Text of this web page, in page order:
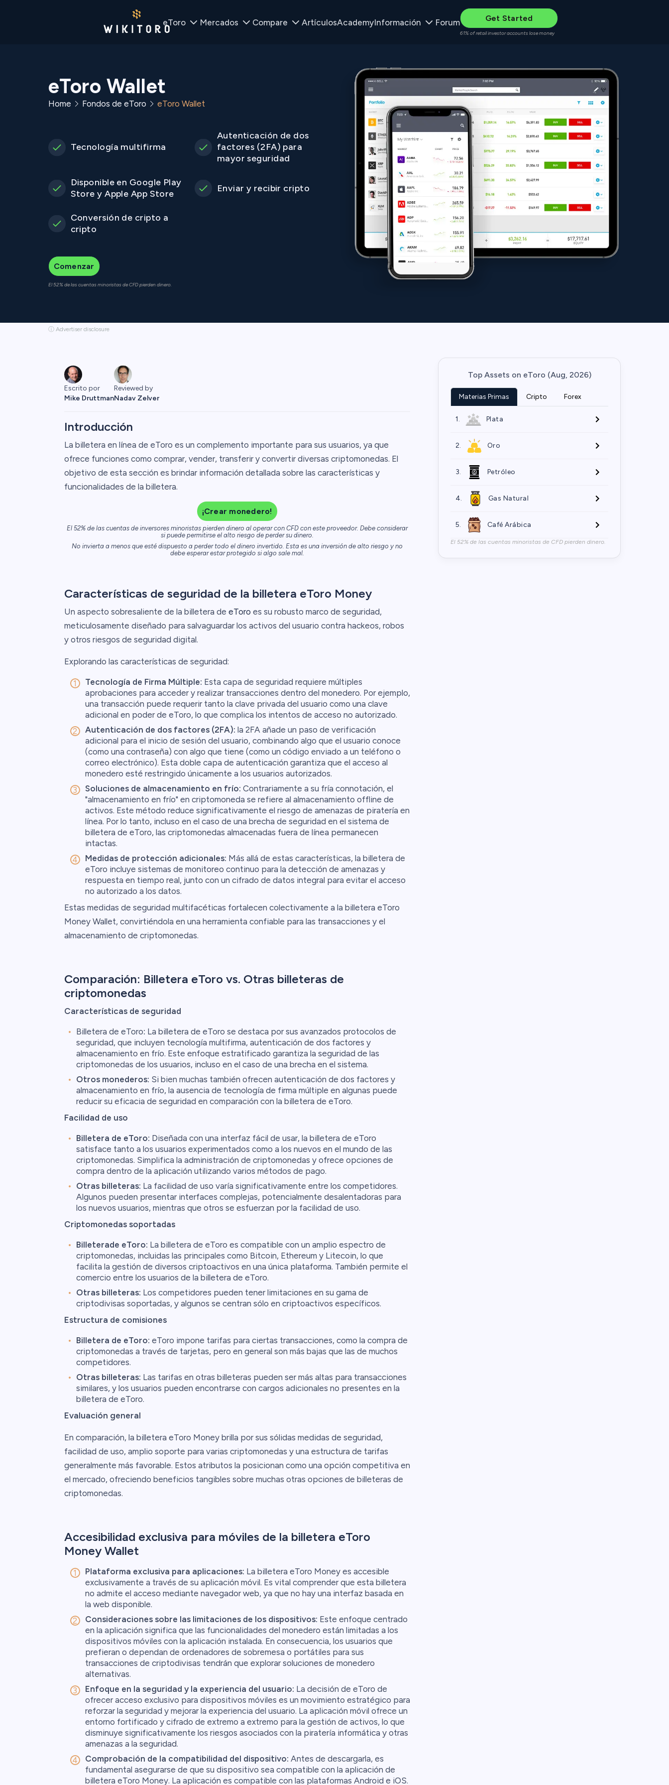
eToro Mercados Compare ArtículosAcademyInformación Forum Get Started
61% of retail investor accounts lose money
eToro Wallet
Home Fondos de eToro eToro Wallet
Tecnología multifirma
Autenticación de dos
factores (2FA) para
mayor seguridad
Disponible en Google Play
Store y Apple App Store
Enviar y recibir cripto
Conversión de cripto a
cripto
Comenzar
El 52% de las cuentas minoristas de CFD pierden dinero.
ⓘ Advertiser disclosure
Escrito por
Mike Druttman
Reviewed by
Nadav Zelver
Introducción
La billetera en línea de eToro es un complemento importante para sus usuarios, ya que
ofrece funciones como comprar, vender, transferir y convertir diversas criptomonedas. El
objetivo de esta sección es brindar información detallada sobre las características y
funcionalidades de la billetera.
¡Crear monedero!
El 52% de las cuentas de inversores minoristas pierden dinero al operar con CFD con este proveedor. Debe considerar
si puede permitirse el alto riesgo de perder su dinero.
No invierta a menos que esté dispuesto a perder todo el dinero invertido. Esta es una inversión de alto riesgo y no
debe esperar estar protegido si algo sale mal.
Características de seguridad de la billetera eToro Money
Un aspecto sobresaliente de la billetera de eToro es su robusto marco de seguridad,
meticulosamente diseñado para salvaguardar los activos del usuario contra hackeos, robos
y otros riesgos de seguridad digital.
Explorando las características de seguridad:
Tecnología de Firma Múltiple: Esta capa de seguridad requiere múltiples
aprobaciones para acceder y realizar transacciones dentro del monedero. Por ejemplo,
una transacción puede requerir tanto la clave privada del usuario como una clave
adicional en poder de eToro, lo que complica los intentos de acceso no autorizado.
Autenticación de dos factores (2FA): la 2FA añade un paso de verificación
adicional para el inicio de sesión del usuario, combinando algo que el usuario conoce
(como una contraseña) con algo que tiene (como un código enviado a un teléfono o
correo electrónico). Esta doble capa de autenticación garantiza que el acceso al
monedero esté restringido únicamente a los usuarios autorizados.
Soluciones de almacenamiento en frío: Contrariamente a su fría connotación, el
"almacenamiento en frío" en criptomoneda se refiere al almacenamiento offline de
activos. Este método reduce significativamente el riesgo de amenazas de piratería en
línea. Por lo tanto, incluso en el caso de una brecha de seguridad en el sistema de
billetera de eToro, las criptomonedas almacenadas fuera de línea permanecen
intactas.
Medidas de protección adicionales: Más allá de estas características, la billetera de
eToro incluye sistemas de monitoreo continuo para la detección de amenazas y
respuesta en tiempo real, junto con un cifrado de datos integral para evitar el acceso
no autorizado a los datos.
Estas medidas de seguridad multifacéticas fortalecen colectivamente a la billetera eToro
Money Wallet, convirtiéndola en una herramienta confiable para las transacciones y el
almacenamiento de criptomonedas.
Comparación: Billetera eToro vs. Otras billeteras de
criptomonedas
Características de seguridad
Billetera de eToro: La billetera de eToro se destaca por sus avanzados protocolos de
seguridad, que incluyen tecnología multifirma, autenticación de dos factores y
almacenamiento en frío. Este enfoque estratificado garantiza la seguridad de las
criptomonedas de los usuarios, incluso en el caso de una brecha en el sistema.
Otros monederos: Si bien muchas también ofrecen autenticación de dos factores y
almacenamiento en frío, la ausencia de tecnología de firma múltiple en algunas puede
reducir su eficacia de seguridad en comparación con la billetera de eToro.
Facilidad de uso
Billetera de eToro: Diseñada con una interfaz fácil de usar, la billetera de eToro
satisface tanto a los usuarios experimentados como a los nuevos en el mundo de las
criptomonedas. Simplifica la administración de criptomonedas y ofrece opciones de
compra dentro de la aplicación utilizando varios métodos de pago.
Otras billeteras: La facilidad de uso varía significativamente entre los competidores.
Algunos pueden presentar interfaces complejas, potencialmente desalentadoras para
los nuevos usuarios, mientras que otros se esfuerzan por la facilidad de uso.
Criptomonedas soportadas
Billeterade eToro: La billetera de eToro es compatible con un amplio espectro de
criptomonedas, incluidas las principales como Bitcoin, Ethereum y Litecoin, lo que
facilita la gestión de diversos criptoactivos en una única plataforma. También permite el
comercio entre los usuarios de la billetera de eToro.
Otras billeteras: Los competidores pueden tener limitaciones en su gama de
criptodivisas soportadas, y algunos se centran sólo en criptoactivos específicos.
Estructura de comisiones
Billetera de eToro: eToro impone tarifas para ciertas transacciones, como la compra de
criptomonedas a través de tarjetas, pero en general son más bajas que las de muchos
competidores.
Otras billeteras: Las tarifas en otras billeteras pueden ser más altas para transacciones
similares, y los usuarios pueden encontrarse con cargos adicionales no presentes en la
billetera de eToro.
Evaluación general
En comparación, la billetera eToro Money brilla por sus sólidas medidas de seguridad,
facilidad de uso, amplio soporte para varias criptomonedas y una estructura de tarifas
generalmente más favorable. Estos atributos la posicionan como una opción competitiva en
el mercado, ofreciendo beneficios tangibles sobre muchas otras opciones de billeteras de
criptomonedas.
Accesibilidad exclusiva para móviles de la billetera eToro
Money Wallet
Plataforma exclusiva para aplicaciones: La billetera eToro Money es accesible
exclusivamente a través de su aplicación móvil. Es vital comprender que esta billetera
no admite el acceso mediante navegador web, ya que no hay una interfaz basada en
la web disponible.
Consideraciones sobre las limitaciones de los dispositivos: Este enfoque centrado
en la aplicación significa que las funcionalidades del monedero están limitadas a los
dispositivos móviles con la aplicación instalada. En consecuencia, los usuarios que
prefieran o dependan de ordenadores de sobremesa o portátiles para sus
transacciones de criptodivisas tendrán que explorar soluciones de monedero
alternativas.
Enfoque en la seguridad y la experiencia del usuario: La decisión de eToro de
ofrecer acceso exclusivo para dispositivos móviles es un movimiento estratégico para
reforzar la seguridad y mejorar la experiencia del usuario. La aplicación móvil ofrece un
entorno fortificado y cifrado de extremo a extremo para la gestión de activos, lo que
disminuye significativamente los riesgos asociados con la piratería informática y otras
amenazas a la seguridad.
Comprobación de la compatibilidad del dispositivo: Antes de descargarla, es
fundamental asegurarse de que su dispositivo sea compatible con la aplicación de
billetera eToro Money. La aplicación es compatible con las plataformas Android e iOS.
Top Assets on eToro (Aug, 2026)
Materias Primas Cripto Forex
1. Plata
2. Oro
3. Petróleo
4. Gas Natural
5. Café Arábica
El 52% de las cuentas minoristas de CFD pierden dinero.